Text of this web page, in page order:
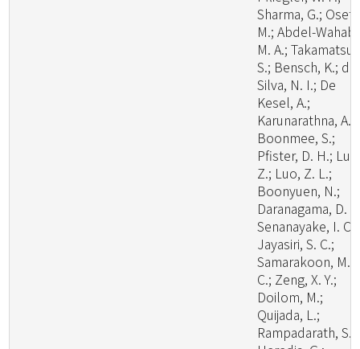
Sharma, G.; Oset,
M.; Abdel-Wahab,
M. A.; Takamatsu,
S.; Bensch, K.; de
Silva, N. I.; De
Kesel, A.;
Karunarathna, A.;
Boonmee, S.;
Pfister, D. H.; Lu,
Z.; Luo, Z. L.;
Boonyuen, N.;
Daranagama, D.
Senanayake, I. C.;
Jayasiri, S. C.;
Samarakoon, M.
C.; Zeng, X. Y.;
Doilom, M.;
Quijada, L.;
Rampadarath, S.;